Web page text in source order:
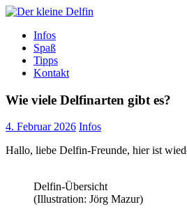
Zum
Der kleine Delfin
Infos
Spaß
Tipps
Kontakt
Wie viele Delfinarten gibt es?
4. Februar 2026 Infos
Hallo, liebe Delfin-Freunde, hier ist
Delfin-Übersicht
(Illustration: Jörg Mazur)